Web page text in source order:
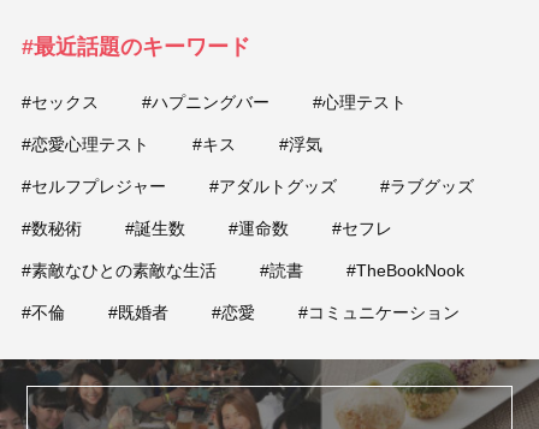
#最近話題のキーワード
#セックス #ハプニングバー #心理テスト
#恋愛心理テスト #キス #浮気
#セルフプレジャー #アダルトグッズ #ラブグッズ
#数秘術 #誕生数 #運命数 #セフレ
#素敵なひとの素敵な生活 #読書 #TheBookNook
#不倫 #既婚者 #恋愛 #コミュニケーション